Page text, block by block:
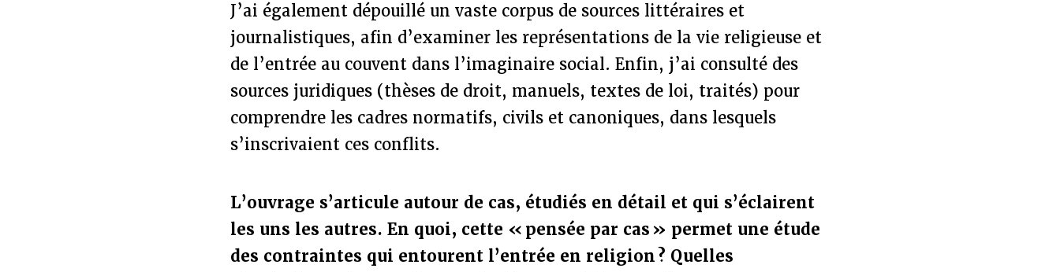
J’ai également dépouillé un vaste corpus de sources littéraires et
journalistiques, afin d’examiner les représentations de la vie religieuse et
de l’entrée au couvent dans l’imaginaire social. Enfin, j’ai consulté des
sources juridiques (thèses de droit, manuels, textes de loi, traités) pour
comprendre les cadres normatifs, civils et canoniques, dans lesquels
s’inscrivaient ces conflits.
L’ouvrage s’articule autour de cas, étudiés en détail et qui s’éclairent
les uns les autres. En quoi, cette « pensée par cas » permet une étude
des contraintes qui entourent l’entrée en religion ? Quelles